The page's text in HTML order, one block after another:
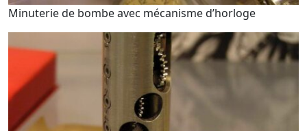
Minuterie de bombe avec mécanisme d’horloge